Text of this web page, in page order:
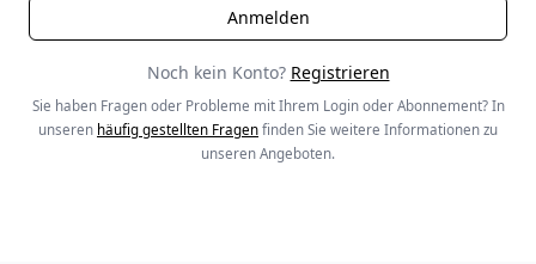
Noch kein Konto? Registrieren
Sie haben Fragen oder Probleme mit Ihrem Login oder Abonnement? In
unseren häufig gestellten Fragen finden Sie weitere Informationen zu
unseren Angeboten.